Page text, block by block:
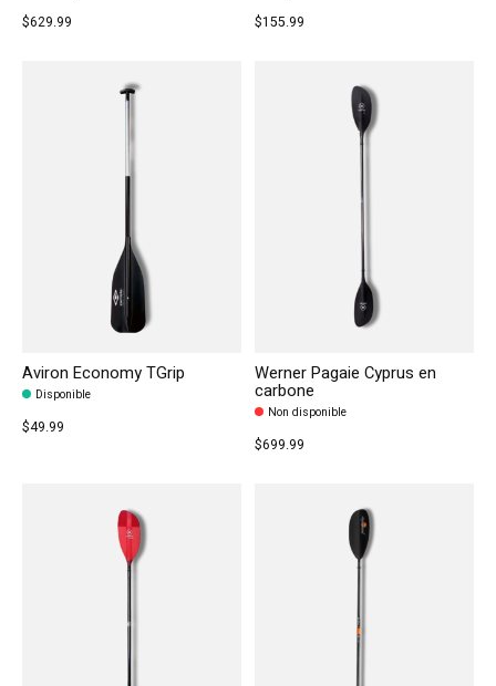
$629.99 $155.99
Aviron Economy TGrip
Disponible
$49.99
Werner Pagaie Cyprus en
carbone
Non disponible
$699.99